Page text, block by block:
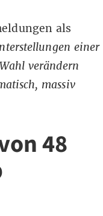
als
einer
verändern
massiv
48